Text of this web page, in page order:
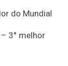
do Mundial
3° melhor